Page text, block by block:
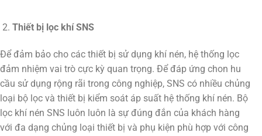
Thiết bị lọc khí SNS
Để đảm bảo cho các thiết bị sử dụng khí nén, hệ thống lọc
đảm nhiệm vai trò cực kỳ quan trọng. Để đáp ứng chon hu
cầu sử dụng rộng rãi trong công nghiệp, SNS có nhiều chủng
loại bộ lọc và thiết bị kiểm soát áp suất hệ thống khí nén. Bộ
lọc khí nén SNS luôn luôn là sự đúng đắn của khách hàng
với đa dạng chủng loại thiết bị và phụ kiện phù hợp với công